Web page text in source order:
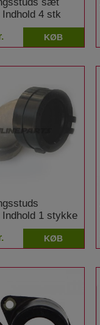
Indhold 4 stk
750 K
KØB
Indhold 1 stykke
KØB